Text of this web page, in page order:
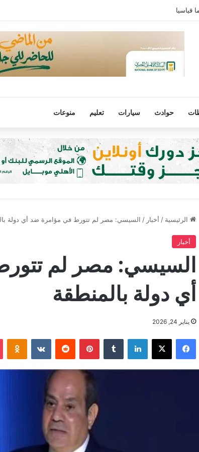
قياسيا
حوادث سيارات تعليم منوعات
الرئيسية / أخبار / السيسي: مصر لم تتورط في مؤامرة ضد أي دولة
أخبار
السيسي: مصر لم
أي دولة بالمنطقة
يناير 24, 2026
فيسبوك X لينكدإن بينتيريست